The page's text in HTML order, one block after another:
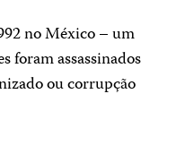
no México – um
foram assassinados
ou corrupção